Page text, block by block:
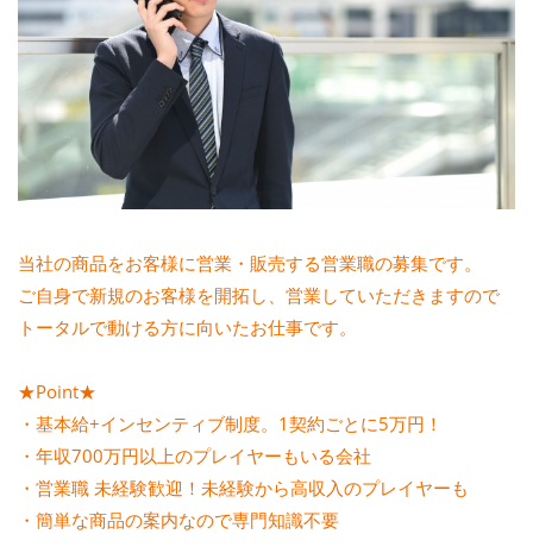
当社の商品をお客様に営業・販売する営業職の募集です。
ご自身で新規のお客様を開拓し、営業していただきますので
トータルで動ける方に向いたお仕事です。
★Point★
・基本給+インセンティブ制度。1契約ごとに5万円！
・年収700万円以上のプレイヤーもいる会社
・営業職 未経験歓迎！未経験から高収入のプレイヤーも
・簡単な商品の案内なので専門知識不要